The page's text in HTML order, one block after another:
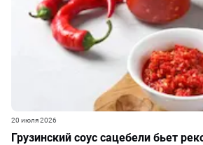
Грузинский соус сацебели бьет
20 июля 2026